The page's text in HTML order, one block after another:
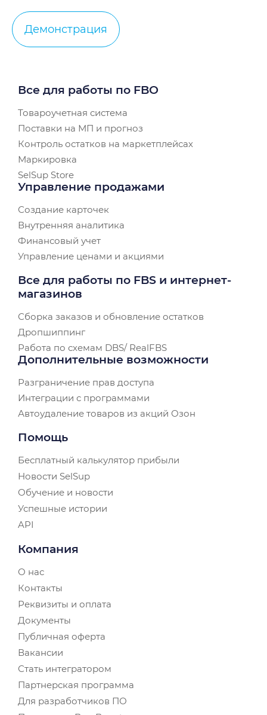
Демонстрация
Все для работы по FBO
Товароучетная система
Поставки на МП и прогноз
Контроль остатков на маркетплейсах
Маркировка
SelSup Store
Управление продажами
Создание карточек
Внутренняя аналитика
Финансовый учет
Управление ценами и акциями
Все для работы по FBS и интернет-
магазинов
Сборка заказов и обновление остатков
Дропшиппинг
Работа по схемам DBS/ RealFBS
Дополнительные возможности
Разграничение прав доступа
Интеграции с программами
Автоудаление товаров из акций Озон
Помощь
Бесплатный калькулятор прибыли
Новости SelSup
Обучение и новости
Успешные истории
API
Компания
О нас
Контакты
Реквизиты и оплата
Документы
Публичная оферта
Вакансии
Стать интегратором
Партнерская программа
Для разработчиков ПО